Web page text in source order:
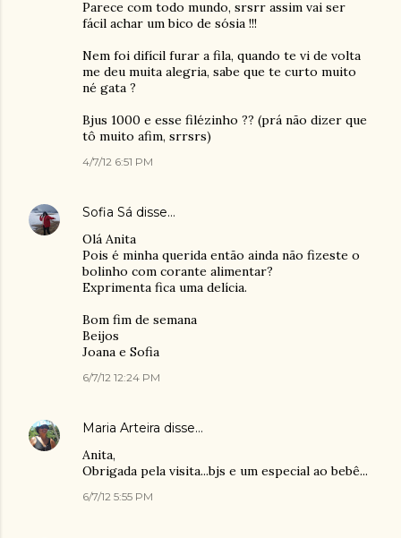
Parece com todo mundo, srsrr assim vai ser
fácil achar um bico de sósia !!!
Nem foi difícil furar a fila, quando te vi de volta
me deu muita alegria, sabe que te curto muito
né gata ?
Bjus 1000 e esse filézinho ?? (prá não dizer que
tô muito afim, srrsrs)
4/7/12 6:51 PM
Sofia Sá disse…
Olá Anita
Pois é minha querida então ainda não fizeste o
bolinho com corante alimentar?
Exprimenta fica uma delícia.
Bom fim de semana
Beijos
Joana e Sofia
6/7/12 12:24 PM
Maria Arteira disse…
Anita,
Obrigada pela visita...bjs e um especial ao bebê...
6/7/12 5:55 PM